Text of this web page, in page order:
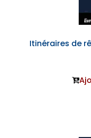
Itinéraires de